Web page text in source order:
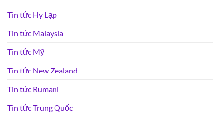
Tin tức Hy Lạp
Tin tức Malaysia
Tin tức Mỹ
Tin tức New Zealand
Tin tức Rumani
Tin tức Trung Quốc